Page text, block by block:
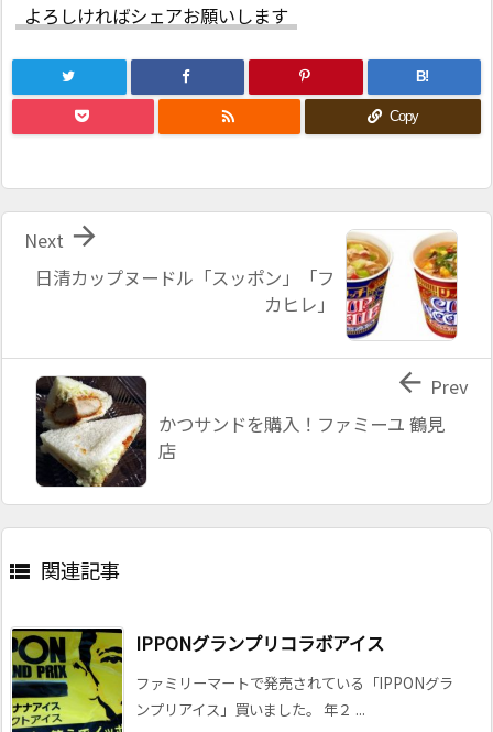
よろしければシェアお願いします
B!
 Copy
日清カップヌードル「スッポン」「フ
カヒレ」

Next
かつサンドを購入！ファミーユ 鶴見
店
 Prev
 関連記事
IPPONグランプリコラボアイス
ファミリーマートで発売されている「IPPONグラ
ンプリアイス」買いました。 年２ ...